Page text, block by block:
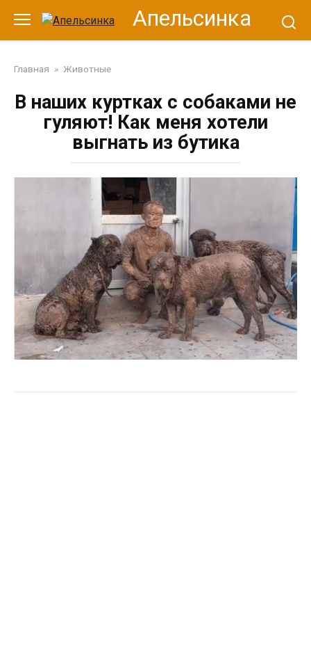
контенту
Апельсинка
Главная » Животные
В наших куртках с собаками не
гуляют! Как меня хотели
выгнать из бутика